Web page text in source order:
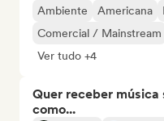
Ambiente Americana
Comercial / Mainstream
Ver tudo +4
Quer receber música
como...